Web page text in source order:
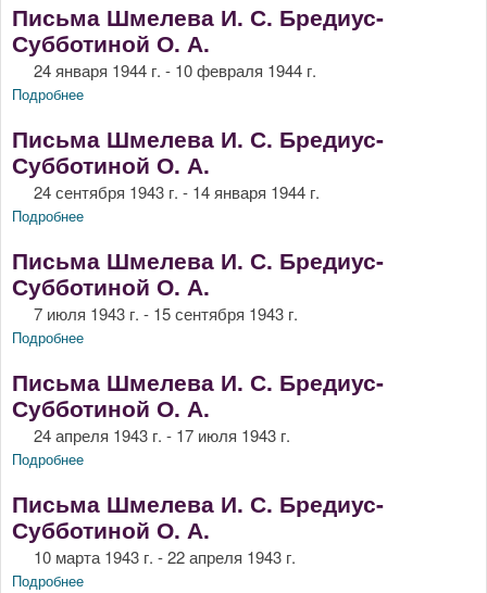
Письма Шмелева И. С. Бредиус-
Субботиной О. А.
24 января 1944 г. - 10 февраля 1944 г.
Подробнее
Письма Шмелева И. С. Бредиус-
Субботиной О. А.
24 сентября 1943 г. - 14 января 1944 г.
Подробнее
Письма Шмелева И. С. Бредиус-
Субботиной О. А.
7 июля 1943 г. - 15 сентября 1943 г.
Подробнее
Письма Шмелева И. С. Бредиус-
Субботиной О. А.
24 апреля 1943 г. - 17 июля 1943 г.
Подробнее
Письма Шмелева И. С. Бредиус-
Субботиной О. А.
10 марта 1943 г. - 22 апреля 1943 г.
Подробнее